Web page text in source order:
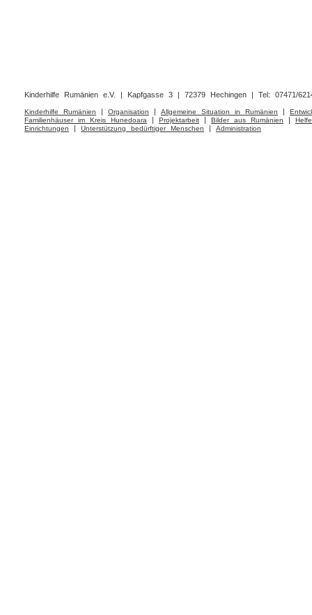
Kinderhilfe Rumänien e.V. | Kapfgasse 3 | 72379 Hechingen | Tel: 07471/
Kinderhilfe Rumänien | Organisation | Allgemeine Situation in Rumänien |
Familienhäuser im Kreis Hunedoara
| Projektarbeit | Bilder aus Rumänien |
Einrichtungen
| Unterstützung bedürftiger Menschen | Administration